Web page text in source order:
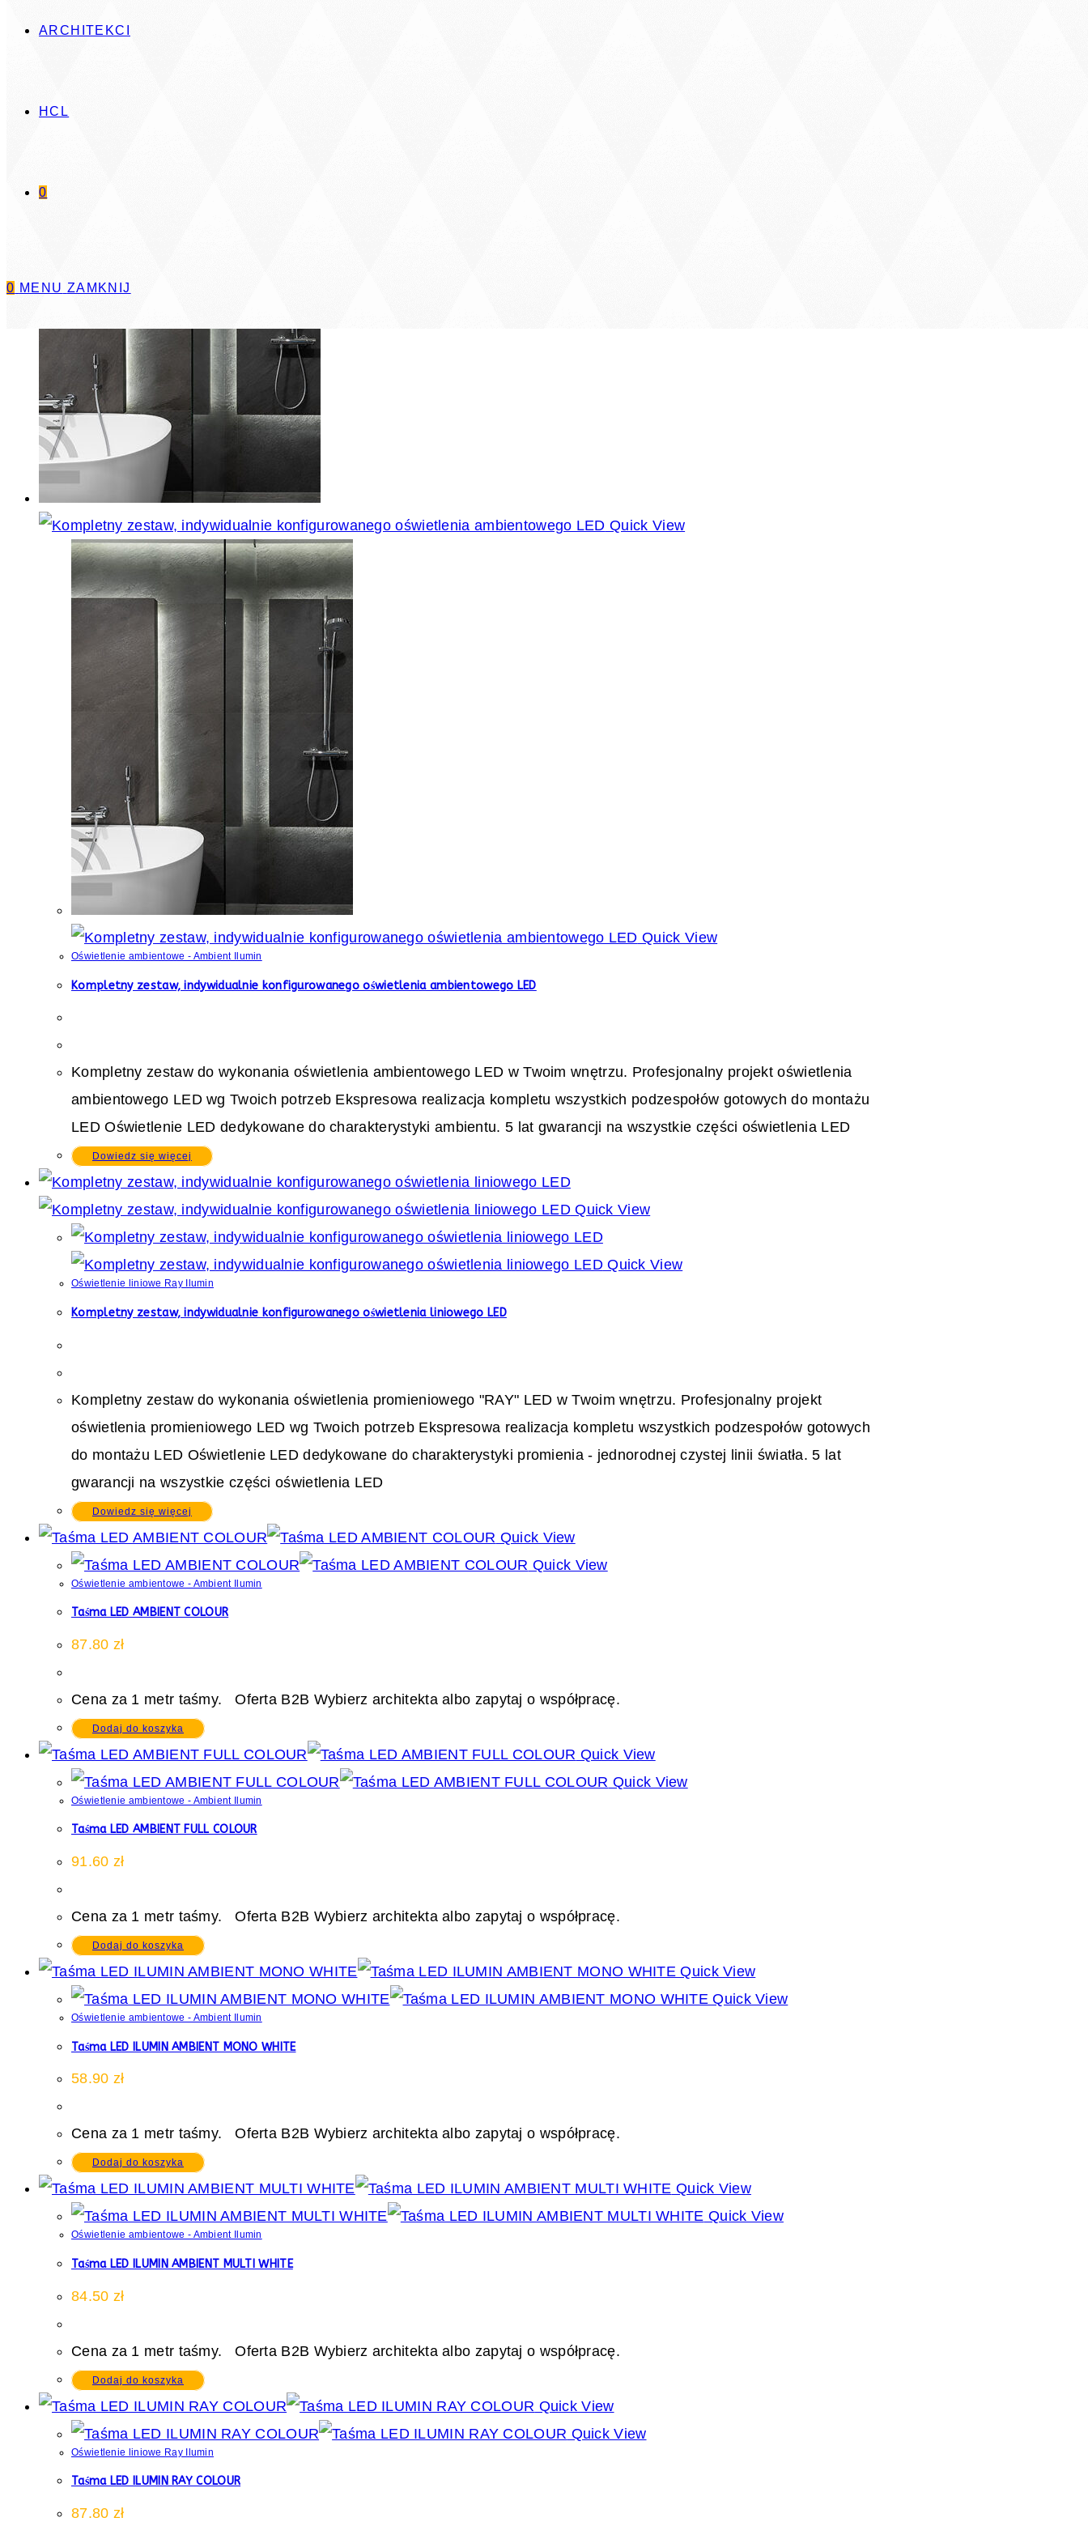
ARCHITEKCI
HCL
0
0 MENU ZAMKNIJ
Quick View
Quick View
Oświetlenie ambientowe - Ambient Ilumin
Kompletny zestaw, indywidualnie konfigurowanego oświetlenia ambientowego LED
Kompletny zestaw do wykonania oświetlenia ambientowego LED w Twoim wnętrzu. Profesjonalny projekt oświetlenia
ambientowego LED wg Twoich potrzeb Ekspresowa realizacja kompletu wszystkich podzespołów gotowych do montażu
LED Oświetlenie LED dedykowane do charakterystyki ambientu. 5 lat gwarancji na wszystkie części oświetlenia LED
Dowiedz się więcej
Quick View
Quick View
Oświetlenie liniowe Ray Ilumin
Kompletny zestaw, indywidualnie konfigurowanego oświetlenia liniowego LED
Kompletny zestaw do wykonania oświetlenia promieniowego "RAY" LED w Twoim wnętrzu. Profesjonalny projekt
oświetlenia promieniowego LED wg Twoich potrzeb Ekspresowa realizacja kompletu wszystkich podzespołów gotowych
do montażu LED Oświetlenie LED dedykowane do charakterystyki promienia - jednorodnej czystej linii światła. 5 lat
gwarancji na wszystkie części oświetlenia LED
Dowiedz się więcej
Quick View
Quick View
Oświetlenie ambientowe - Ambient Ilumin
Taśma LED AMBIENT COLOUR
87.80 zł
Cena za 1 metr taśmy. Oferta B2B Wybierz architekta albo zapytaj o współpracę.
Dodaj do koszyka
Quick View
Quick View
Oświetlenie ambientowe - Ambient Ilumin
Taśma LED AMBIENT FULL COLOUR
91.60 zł
Cena za 1 metr taśmy. Oferta B2B Wybierz architekta albo zapytaj o współpracę.
Dodaj do koszyka
Quick View
Quick View
Oświetlenie ambientowe - Ambient Ilumin
Taśma LED ILUMIN AMBIENT MONO WHITE
58.90 zł
Cena za 1 metr taśmy. Oferta B2B Wybierz architekta albo zapytaj o współpracę.
Dodaj do koszyka
Quick View
Quick View
Oświetlenie ambientowe - Ambient Ilumin
Taśma LED ILUMIN AMBIENT MULTI WHITE
84.50 zł
Cena za 1 metr taśmy. Oferta B2B Wybierz architekta albo zapytaj o współpracę.
Dodaj do koszyka
Quick View
Quick View
Oświetlenie liniowe Ray Ilumin
Taśma LED ILUMIN RAY COLOUR
87.80 zł